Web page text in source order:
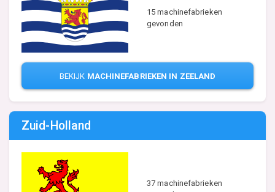
15 machinefabrieken
gevonden
BEKIJK MACHINEFABRIEKEN IN ZEELAND
Zuid-Holland
37 machinefabrieken